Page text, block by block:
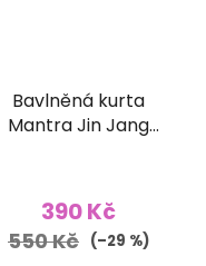
Bavlněná kurta
Mantra Jin Jang
hodnocení
produktu
390 Kč
550 Kč (–29 %)